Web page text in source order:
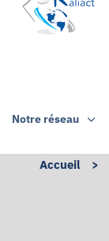
Notre réseau
Accueil >